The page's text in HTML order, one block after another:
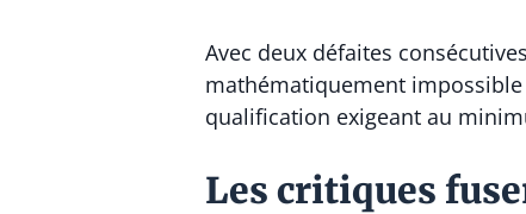
Avec deux défaites
mathématiquement
qualification exigeant au
Les critiques